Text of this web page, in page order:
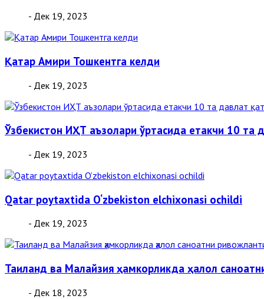
- Дек 19, 2023
Қатар Амири Тошкентга келди
- Дек 19, 2023
Ўзбекистон ИҲТ аъзолари ўртасида етакчи 10 та
- Дек 19, 2023
Qatar poytaxtida O‘zbekiston elchixonasi ochildi
- Дек 19, 2023
Таиланд ва Малайзия ҳамкорликда ҳалол
- Дек 18, 2023